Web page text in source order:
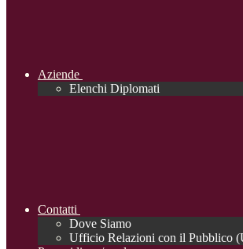
Aziende
Elenchi Diplomati
Contatti
Dove Siamo
Ufficio Relazioni con il Pubblico